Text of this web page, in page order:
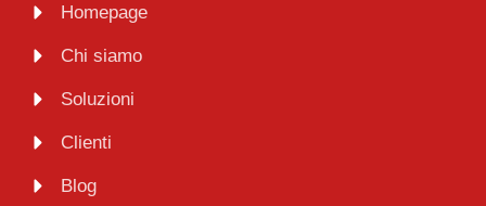
Homepage
Chi siamo
Soluzioni
Clienti
Blog